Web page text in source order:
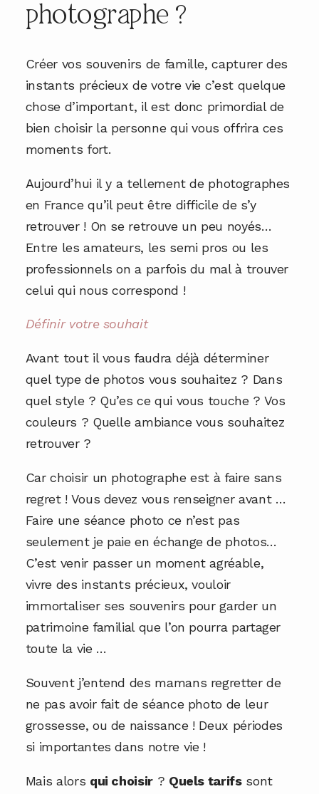
photographe ?
Créer vos souvenirs de famille, capturer des
instants précieux de votre vie c’est quelque
chose d’important, il est donc primordial de
bien choisir la personne qui vous offrira ces
moments fort.
Aujourd’hui il y a tellement de photographes
en France qu’il peut être difficile de s’y
retrouver ! On se retrouve un peu noyés…
Entre les amateurs, les semi pros ou les
professionnels on a parfois du mal à trouver
celui qui nous correspond !
Définir votre souhait
Avant tout il vous faudra déjà déterminer
quel type de photos vous souhaitez ? Dans
quel style ? Qu’es ce qui vous touche ? Vos
couleurs ? Quelle ambiance vous souhaitez
retrouver ?
Car choisir un photographe est à faire sans
regret ! Vous devez vous renseigner avant …
Faire une séance photo ce n’est pas
seulement je paie en échange de photos…
C’est venir passer un moment agréable,
vivre des instants précieux, vouloir
immortaliser ses souvenirs pour garder un
patrimoine familial que l’on pourra partager
toute la vie …
Souvent j’entend des mamans regretter de
ne pas avoir fait de séance photo de leur
grossesse, ou de naissance ! Deux périodes
si importantes dans notre vie !
Mais alors qui choisir? Quels tarifssont